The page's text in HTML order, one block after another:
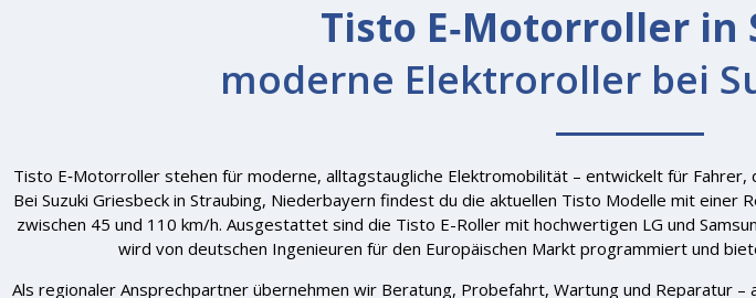
Tisto E‑Motorroller in
moderne Elektroroller bei
Tisto E‑Motorroller stehen für moderne, alltagstaugliche Elektromobilität – entwickelt für
Bei Suzuki Griesbeck in Straubing, Niederbayern findest du die aktuellen Tisto Modelle mit einer
zwischen 45 und 110 km/h. Ausgestattet sind die Tisto E-Roller mit hochwertigen LG und
wird von deutschen Ingenieuren für den Europäischen Markt programmiert und
Als regionaler Ansprechpartner übernehmen wir Beratung, Probefahrt, Wartung und Reparatur